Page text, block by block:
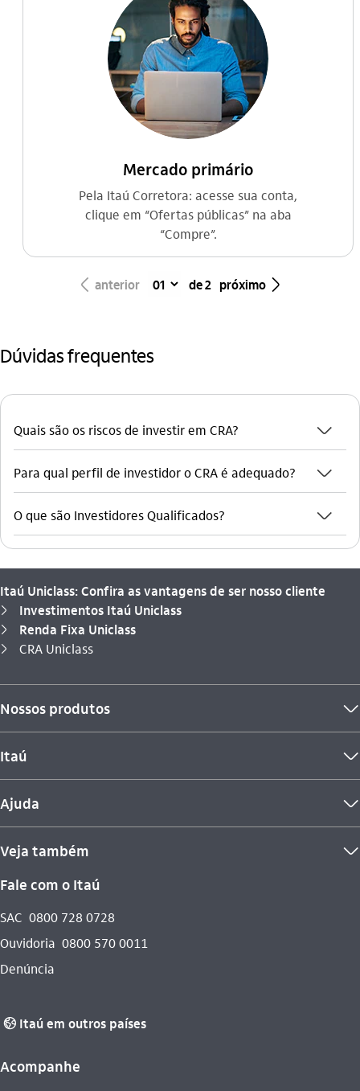
Mercado primário
Pela Itaú Corretora: acesse sua conta,
clique em “Ofertas públicas” na aba
“Compre”.
seta_esquerda anterior de 2 próximo seta_direita
Dúvidas frequentes
Quais são os riscos de investir em CRA? seta_baixo
Para qual perfil de investidor o CRA é adequado? seta_baixo
O que são Investidores Qualificados? seta_baixo
Itaú Uniclass: Confira as vantagens de ser nosso cliente
seta_direita Investimentos Itaú Uniclass
seta_direita Renda Fixa Uniclass
seta_direita
Você está aqui:
CRA Uniclass
Nossos produtos seta_baixo
Itaú seta_baixo
Ajuda seta_baixo
Veja também seta_baixo
Fale com o Itaú
SAC 0800 728 0728
Ouvidoria 0800 570 0011
Denúncia
globo_outline Itaú em outros países
Acompanhe